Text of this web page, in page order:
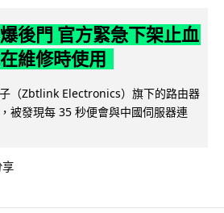
後門 官方緊急下架止血
維修時使用
（Zbtlink Electronics）旗下的路由器
被發現每 35 秒便會與中國伺服器連